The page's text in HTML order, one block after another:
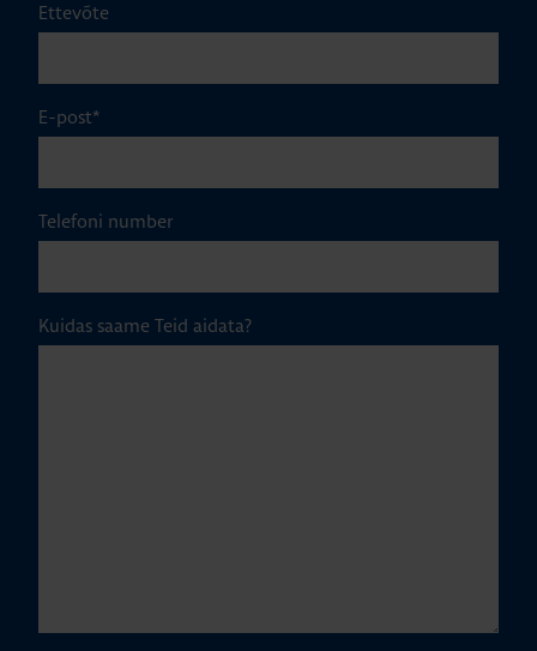
Ettevõte
E-post*
Telefoni number
Kuidas saame Teid aidata?